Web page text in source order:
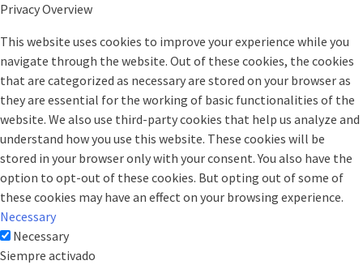
Privacy Overview
This website uses cookies to improve your experience while you
navigate through the website. Out of these cookies, the cookies
that are categorized as necessary are stored on your browser as
they are essential for the working of basic functionalities of the
website. We also use third-party cookies that help us analyze and
understand how you use this website. These cookies will be
stored in your browser only with your consent. You also have the
option to opt-out of these cookies. But opting out of some of
these cookies may have an effect on your browsing experience.
Necessary
Necessary
Siempre activado